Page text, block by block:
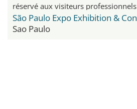
réservé aux visiteurs professionnels
Sao Paulo